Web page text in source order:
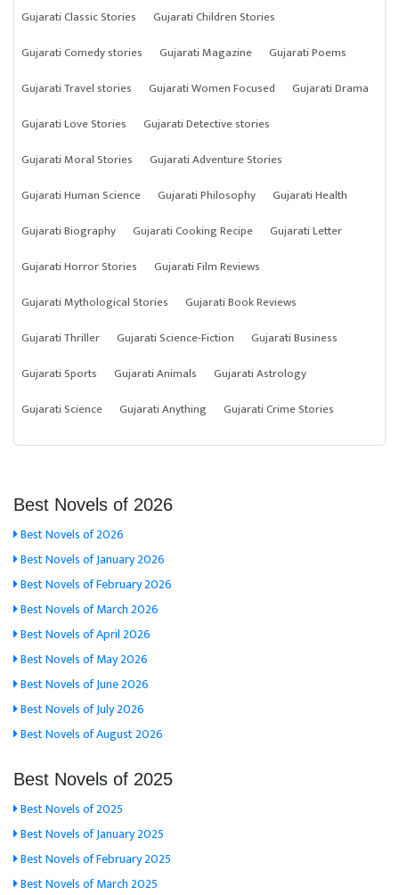
Gujarati Classic Stories
Gujarati Children Stories
Gujarati Comedy stories
Gujarati Magazine
Gujarati Poems
Gujarati Travel stories
Gujarati Women Focused
Gujarati Drama
Gujarati Love Stories
Gujarati Detective stories
Gujarati Moral Stories
Gujarati Adventure Stories
Gujarati Human Science
Gujarati Philosophy
Gujarati Health
Gujarati Biography
Gujarati Cooking Recipe
Gujarati Letter
Gujarati Horror Stories
Gujarati Film Reviews
Gujarati Mythological Stories
Gujarati Book Reviews
Gujarati Thriller
Gujarati Science-Fiction
Gujarati Business
Gujarati Sports
Gujarati Animals
Gujarati Astrology
Gujarati Science
Gujarati Anything Gujarati Crime Stories
Best Novels of 2026
Best Novels of 2026
Best Novels of January 2026
Best Novels of February 2026
Best Novels of March 2026
Best Novels of April 2026
Best Novels of May 2026
Best Novels of June 2026
Best Novels of July 2026
Best Novels of August 2026
Best Novels of 2025
Best Novels of 2025
Best Novels of January 2025
Best Novels of February 2025
Best Novels of March 2025